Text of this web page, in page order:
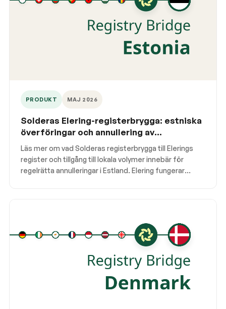
PRODUKT MAJ 2026
Solderas Elering-registerbrygga: estniska
överföringar och annullering av
ursprungsgarantier
Läs mer om vad Solderas registerbrygga till Elerings
register och tillgång till lokala volymer innebär för
regelrätta annulleringar i Estland. Elering fungerar